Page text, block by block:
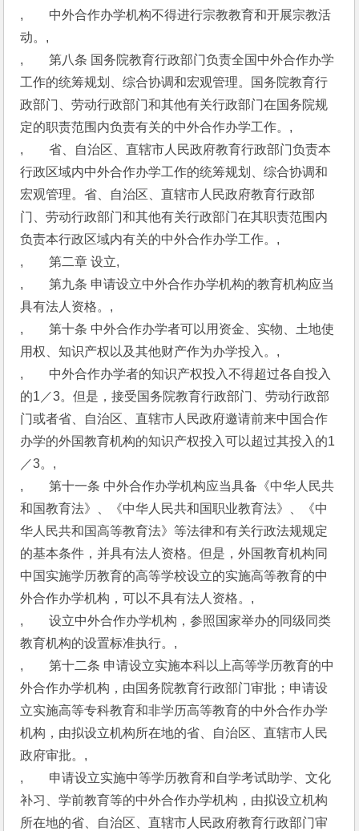
,　　中外合作办学机构不得进行宗教教育和开展宗教活
动。,
,　　第八条 国务院教育行政部门负责全国中外合作办学
工作的统筹规划、综合协调和宏观管理。国务院教育行
政部门、劳动行政部门和其他有关行政部门在国务院规
定的职责范围内负责有关的中外合作办学工作。,
,　　省、自治区、直辖市人民政府教育行政部门负责本
行政区域内中外合作办学工作的统筹规划、综合协调和
宏观管理。省、自治区、直辖市人民政府教育行政部
门、劳动行政部门和其他有关行政部门在其职责范围内
负责本行政区域内有关的中外合作办学工作。,
,　　第二章 设立,
,　　第九条 申请设立中外合作办学机构的教育机构应当
具有法人资格。,
,　　第十条 中外合作办学者可以用资金、实物、土地使
用权、知识产权以及其他财产作为办学投入。,
,　　中外合作办学者的知识产权投入不得超过各自投入
的1／3。但是，接受国务院教育行政部门、劳动行政部
门或者省、自治区、直辖市人民政府邀请前来中国合作
办学的外国教育机构的知识产权投入可以超过其投入的1
／3。,
,　　第十一条 中外合作办学机构应当具备《中华人民共
和国教育法》、《中华人民共和国职业教育法》、《中
华人民共和国高等教育法》等法律和有关行政法规规定
的基本条件，并具有法人资格。但是，外国教育机构同
中国实施学历教育的高等学校设立的实施高等教育的中
外合作办学机构，可以不具有法人资格。,
,　　设立中外合作办学机构，参照国家举办的同级同类
教育机构的设置标准执行。,
,　　第十二条 申请设立实施本科以上高等学历教育的中
外合作办学机构，由国务院教育行政部门审批；申请设
立实施高等专科教育和非学历高等教育的中外合作办学
机构，由拟设立机构所在地的省、自治区、直辖市人民
政府审批。,
,　　申请设立实施中等学历教育和自学考试助学、文化
补习、学前教育等的中外合作办学机构，由拟设立机构
所在地的省、自治区、直辖市人民政府教育行政部门审